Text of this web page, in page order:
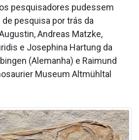
pesquisadores pudessem
pesquisa por trás da
Andreas Matzke,
e Josephina Hartung da
(Alemanha) e Raimund
Museum Altmühltal